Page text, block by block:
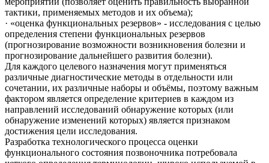
тактики, применяемых методов и их объема);
· «оценка функциональных резервов» - исследования с целью
определения степени функциональных резервов
(прогнозирование возможности возникновения болезни и
прогнозирование дальнейшего развития болезни).
Для каждого целевого назначения могут применяться
различные диагностические методы в отдельности или
сочетании, их различные наборы и объёмы, поэтому важным
фактором является определение критериев в каждом из
направлений исследований обнаружение которых (или
обнаружение изменений которых) является признаком
достижения цели исследования.
Разработка технологического процесса оценки
функционального состояния позвоночника потребовала